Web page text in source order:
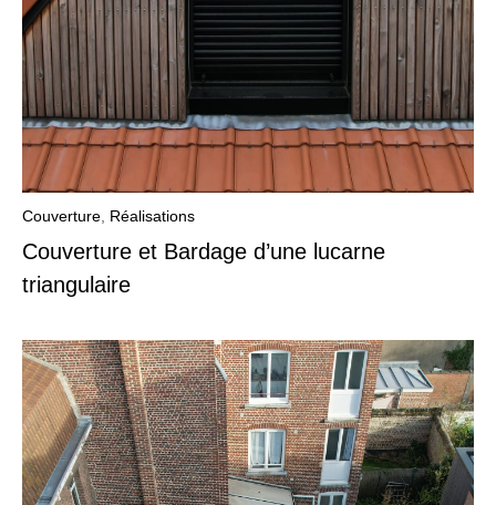
Couverture, Réalisations
Couverture et Bardage d’une lucarne
triangulaire